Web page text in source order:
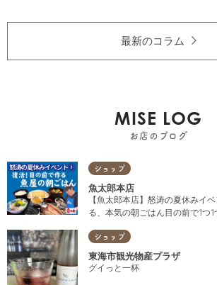
最新のコラム
MISE LOG
お店のブログ
ショップ
魚太郎本店
【魚太郎本店】怒涛の夏休みイ
る、本気の朝ごはん目の前で1つ
ショップ
東海市観光物産プラザ
グイっと一杯